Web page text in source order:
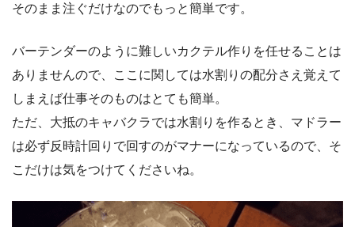
そのまま注ぐだけなのでもっと簡単です。
バーテンダーのように難しいカクテル作りを任せることは
ありませんので、ここに関しては水割りの配分さえ覚えて
しまえば仕事そのものはとても簡単。
ただ、大抵のキャバクラでは水割りを作るとき、マドラー
は必ず反時計回りで回すのがマナーになっているので、そ
こだけは気をつけてくださいね。